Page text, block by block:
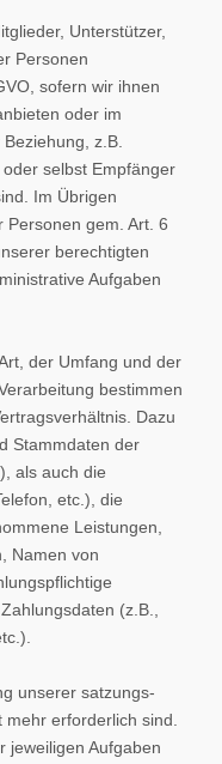
Unterstützer,
Personen
sofern wir ihnen
oder im
z.B.
selbst Empfänger
Im Übrigen
gem. Art. 6
berechtigten
Aufgaben
der Umfang und der
bestimmen
Dazu
Stammdaten der
als auch die
etc.), die
Leistungen,
Namen von
(z.B.,
unserer satzungs-
erforderlich sind.
jeweiligen Aufgaben